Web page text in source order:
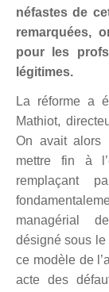
néfastes de
remarquées,
pour les
légitimes.
La réforme a
Mathiot,
On avait alors
mettre fin à
remplaçant
managérial
désigné sous le
ce modèle de
acte des